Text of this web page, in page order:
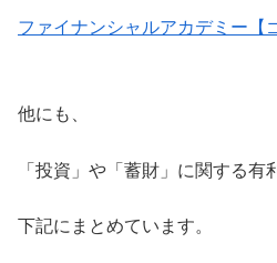
ファイナンシャルアカデミー【
他にも、
「投資」や「蓄財」に関する有
下記にまとめています。